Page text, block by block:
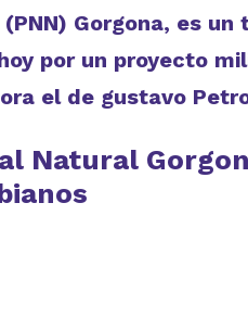
Gorgona, es
por un proyecto
el de gustavo
Natural